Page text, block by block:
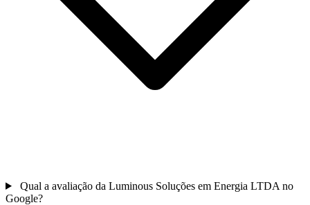
Qual a avaliação da Luminous Soluções em Energia LTDA no
Google?